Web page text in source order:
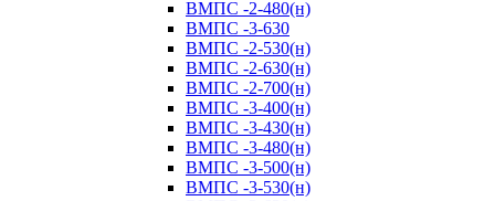
ВМПС -2-480(н)
ВМПС -3-630
ВМПС -2-530(н)
ВМПС -2-630(н)
ВМПС -2-700(н)
ВМПС -3-400(н)
ВМПС -3-430(н)
ВМПС -3-480(н)
ВМПС -3-500(н)
ВМПС -3-530(н)